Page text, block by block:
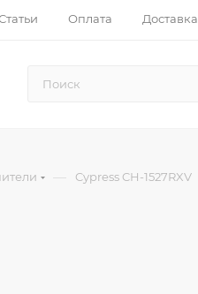
Оплата Доставка
— Cypress CH-1527RXV